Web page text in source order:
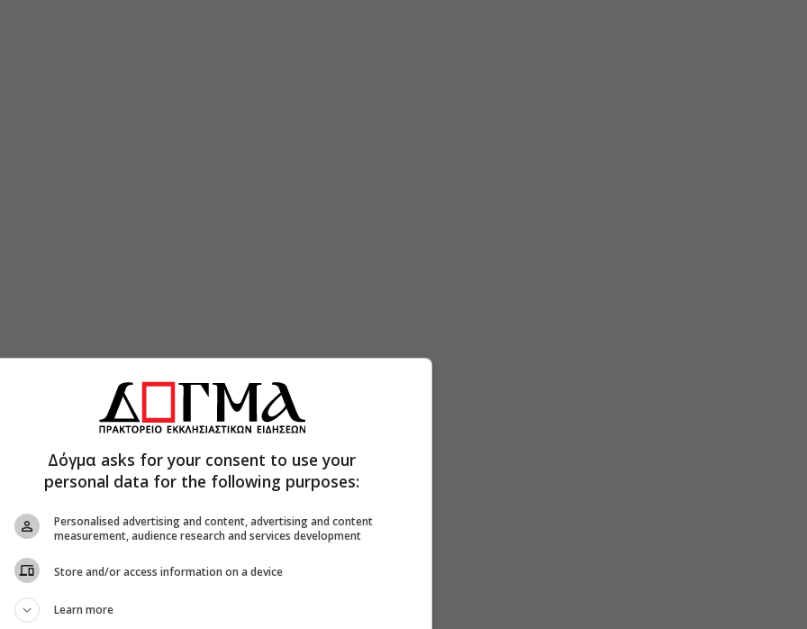
έλαβαν μέρος πολλοί ιερείς, έψαλλαν
οι άρχοντες της πόλεως, ενώ οι τοπικοί
όμιλο ΔΕΗ Λάρισας, προσέφεραν τα δώρα της
Δόγμα asks for your consent to use your
personal data for the following purposes:
Personalised advertising and content, advertising and content
measurement, audience research and services development
Store and/or access information on a device
Learn more